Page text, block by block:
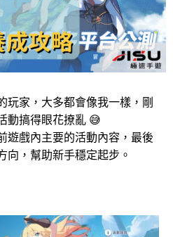
玩家，大多都會像我一樣，剛
動搞得眼花撩亂 😅
遊戲內主要的活動內容，最後
向，幫助新手穩定起步。